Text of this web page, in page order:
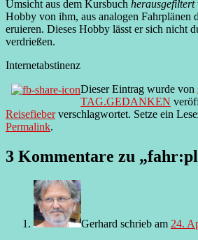
Umsicht aus dem Kursbuch herausgefiltert
Hobby von ihm, aus analogen Fahrplänen
eruieren. Dieses Hobby lässt er sich nicht
verdrießen.
Internetabstinenz
Dieser Eintrag wurde von
TAG.GEDANKEN
Reisefieberverschlagwortet. Setze ein
Permalink.
3 Kommentare zu „
Gerhard schrieb am 24.